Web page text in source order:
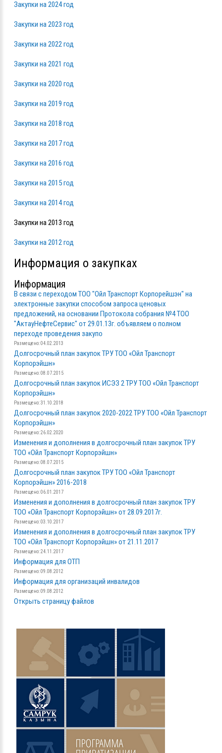
Закупки на 2024 год
Закупки на 2023 год
Закупки на 2022 год
Закупки на 2021 год
Закупки на 2020 год
Закупки на 2019 год
Закупки на 2018 год
Закупки на 2017 год
Закупки на 2016 год
Закупки на 2015 год
Закупки на 2014 год
Закупки на 2013 год
Закупки на 2012 год
Информация о закупках
Информация
В связи с переходом ТОО "Ойл Транспорт Корпорейшэн" на
электронные закупки способом запроса ценовых
предложений, на основании Протокола собрания №4 ТОО
"АктауНефтеСервис" от 29.01.13г. объявляем о полном
переходе проведения закупо
Размещено: 04.02.2013
Долгосрочный план закупок ТРУ ТОО «Ойл Транспорт
Корпорэйшн»
Размещено: 08.07.2015
Долгосрочный план закупок ИСЭЗ 2 ТРУ ТОО «Ойл Транспорт
Корпорэйшн»
Размещено: 31.10.2018
Долгосрочный план закупок 2020-2022 ТРУ ТОО «Ойл Транспорт
Корпорэйшн»
Размещено: 26.02.2020
Изменения и дополнения в долгосрочный план закупок ТРУ
ТОО «Ойл Транспорт Корпорэйшн»
Размещено: 08.07.2015
Долгосрочный план закупок ТРУ ТОО «Ойл Транспорт
Корпорэйшн» 2016-2018
Размещено: 06.01.2017
Изменения и дополнения в долгосрочный план закупок ТРУ
ТОО «Ойл Транспорт Корпорэйшн» от 28.09.2017г.
Размещено: 03.10.2017
Изменения и дополнения в долгосрочный план закупок ТРУ
ТОО «Ойл Транспорт Корпорэйшн» от 21.11.2017
Размещено: 24.11.2017
Информация для ОТП
Размещено: 09.08.2012
Информация для организаций инвалидов
Размещено: 09.08.2012
Открыть страницу файлов